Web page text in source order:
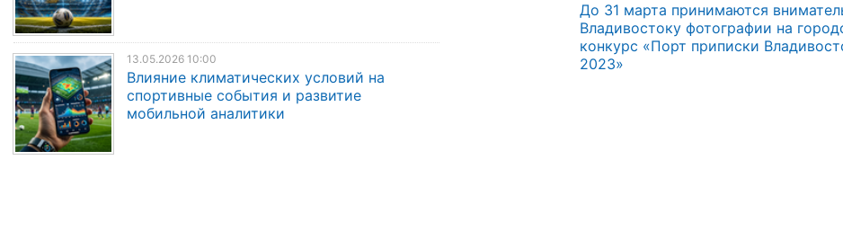
13.05.2026 10:00
Влияние климатических условий на
спортивные события и развитие
мобильной аналитики
До 31 марта принимаются
Владивостоку фотографии на
конкурс «Порт приписки
2023»